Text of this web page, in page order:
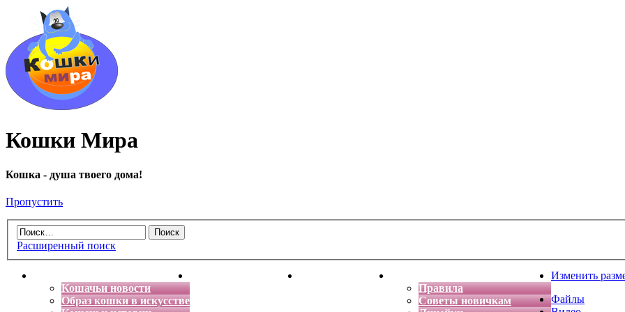
Кошки Мира
Кошка - душа твоего дома!
Пропустить
Расширенный поиск
Кошачьи новости
Образ кошки в искусстве
Энциклопедия кошек Детская фантазия
Правила
Советы новичкам
Изменить
Файлы